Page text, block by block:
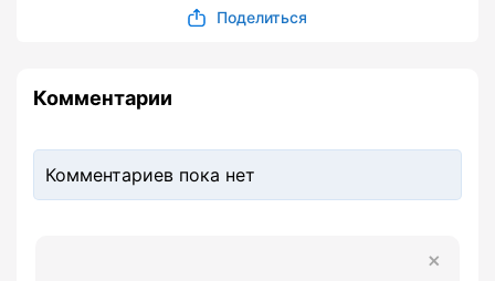
Поделиться
Комментарии
Комментариев пока нет